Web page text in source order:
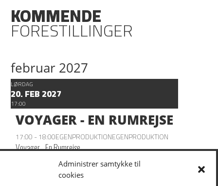
Administrer samtykke til
cookies
KOMMENDE
FORESTILLINGER
februar 2027
LØRDAG
20. FEB 2027
17:00
VOYAGER - EN RUMREJSE
17:00 - 18:00EGENPRODUKTIONEGENPRODUKTION
Voyager - En Rumrejse